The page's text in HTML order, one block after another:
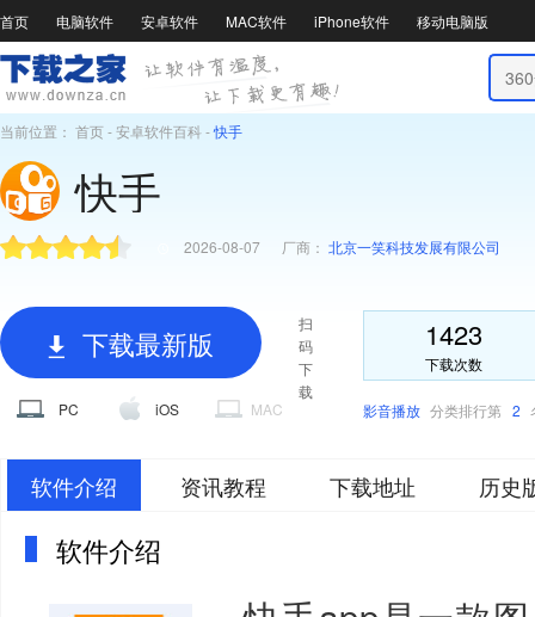
首页 电脑软件 安卓软件 MAC软件 iPhone软件 移动电脑版
当前位置： 首页-安卓软件百科-快手
快手
2026-08-07 厂商： 北京一笑科技发展有限公司
下载最新版
PC iOS MAC
扫
码
下
载
1423
下载次数
影音播放 分类排行第 2
软件介绍 资讯教程 下载地址 历史
软件介绍